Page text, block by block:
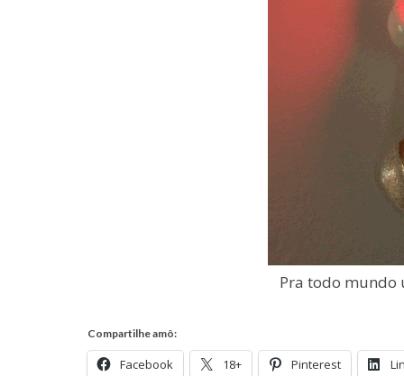
Pra todo mundo
Compartilhe amô:
Facebook 18+ Pinterest